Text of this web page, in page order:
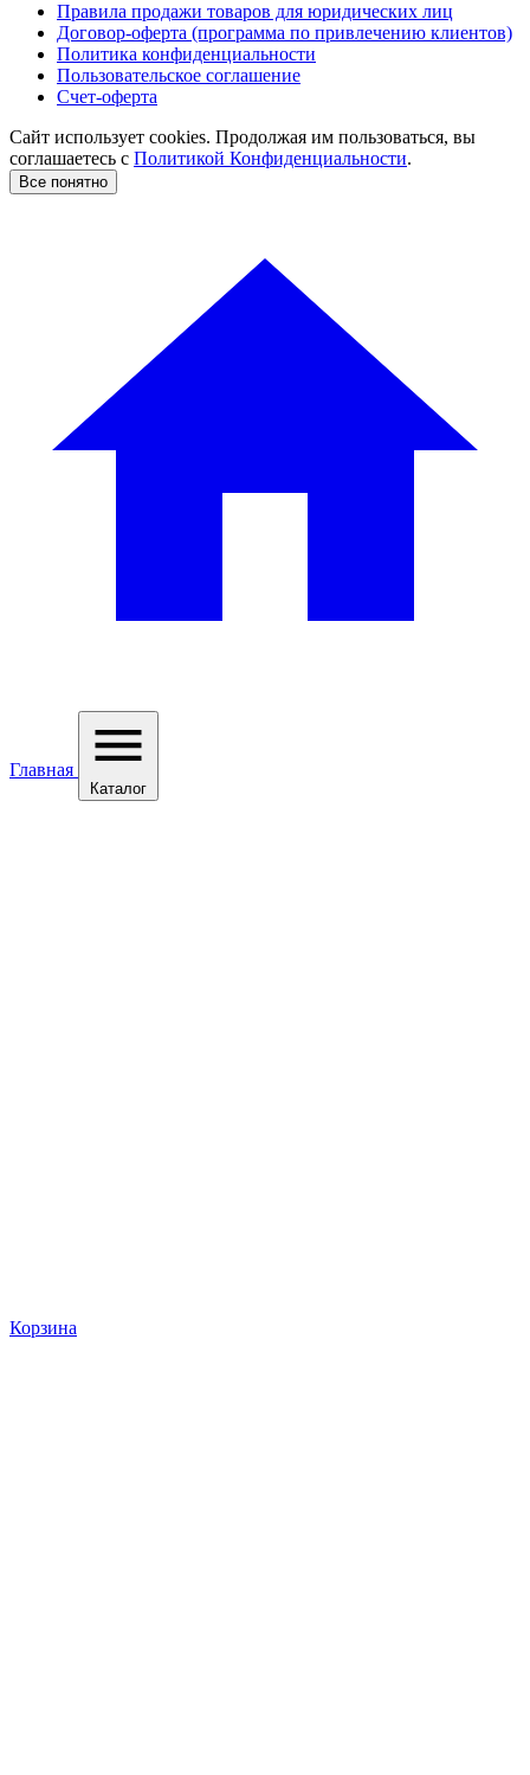
Правила продажи товаров для юридических лиц
Договор-оферта (программа по привлечению клиентов)
Политика конфиденциальности
Пользовательское соглашение
Счет-оферта
Сайт использует cookies. Продолжая им пользоваться, вы
соглашаетесь c Политикой Конфиденциальности.
Все понятно
Главная
Каталог
Корзина